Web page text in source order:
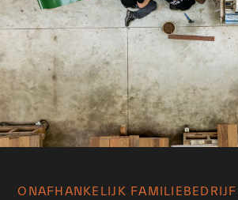
ONAFHANKELIJK FAMILIEBEDRIJF